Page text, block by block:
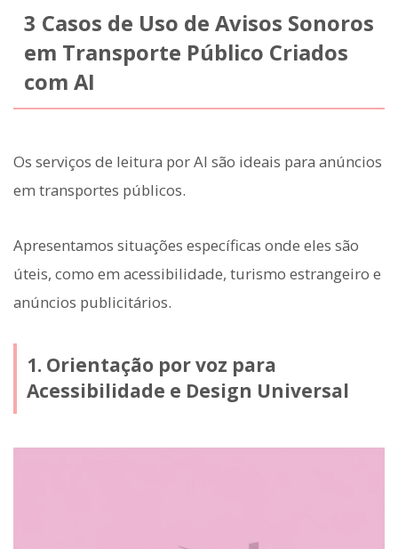
3 Casos de Uso de Avisos Sonoros
em Transporte Público Criados
com AI
Os serviços de leitura por AI são ideais para anúncios
em transportes públicos.
Apresentamos situações específicas onde eles são
úteis, como em acessibilidade, turismo estrangeiro e
anúncios publicitários.
1. Orientação por voz para
Acessibilidade e Design Universal